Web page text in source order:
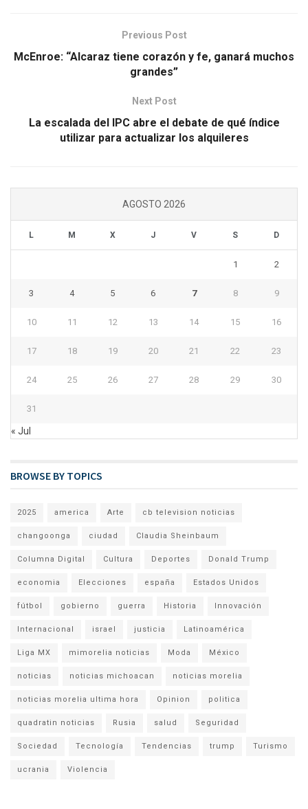
Previous Post
McEnroe: “Alcaraz tiene corazón y fe, ganará muchos
grandes”
Next Post
La escalada del IPC abre el debate de qué índice
utilizar para actualizar los alquileres
AGOSTO 2026
L M X J V S D
1 2
3 4 5 6 7 8 9
10 11 12 13 14 15 16
17 18 19 20 21 22 23
24 25 26 27 28 29 30
31
« Jul
BROWSE BY TOPICS
2025 america Arte cb television noticias
changoonga ciudad Claudia Sheinbaum
Columna Digital Cultura Deportes Donald Trump
economia Elecciones españa Estados Unidos
fútbol gobierno guerra Historia Innovación
Internacional israel justicia Latinoamérica
Liga MX mimorelia noticias Moda México
noticias noticias michoacan noticias morelia
noticias morelia ultima hora Opinion politica
quadratin noticias Rusia salud Seguridad
Sociedad Tecnología Tendencias trump Turismo
ucrania Violencia